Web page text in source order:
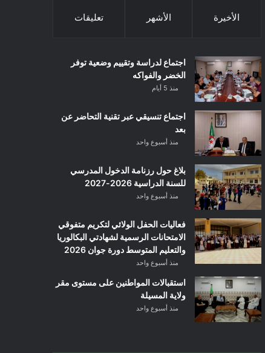
الأخيرة الأشهر تعليقات
اجتماع لدراسة وتقييم وضعية توفر
الخضر والفواكه
منذ 5 أيام
اجتماع تنسيقي عبر تقنية التحاضر عن
بعد
منذ أسبوع واحد
بلاغ حول رزنامة الدخول المدرسي
للسنة الدراسية 2026-2027
منذ أسبوع واحد
فعاليات الحفل الولائي لتكريم متفوقي
الامتحانات الرسمية لشهادتي البكالوريا
والتعليم المتوسط دورة جوان 2026
منذ أسبوع واحد
استقبالات المواطنين على مستوى مقر
ولاية المسيلة
منذ أسبوع واحد